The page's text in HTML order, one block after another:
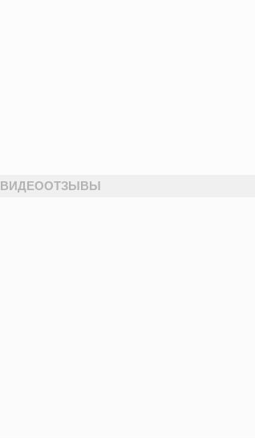
ВИДЕООТЗЫВЫ